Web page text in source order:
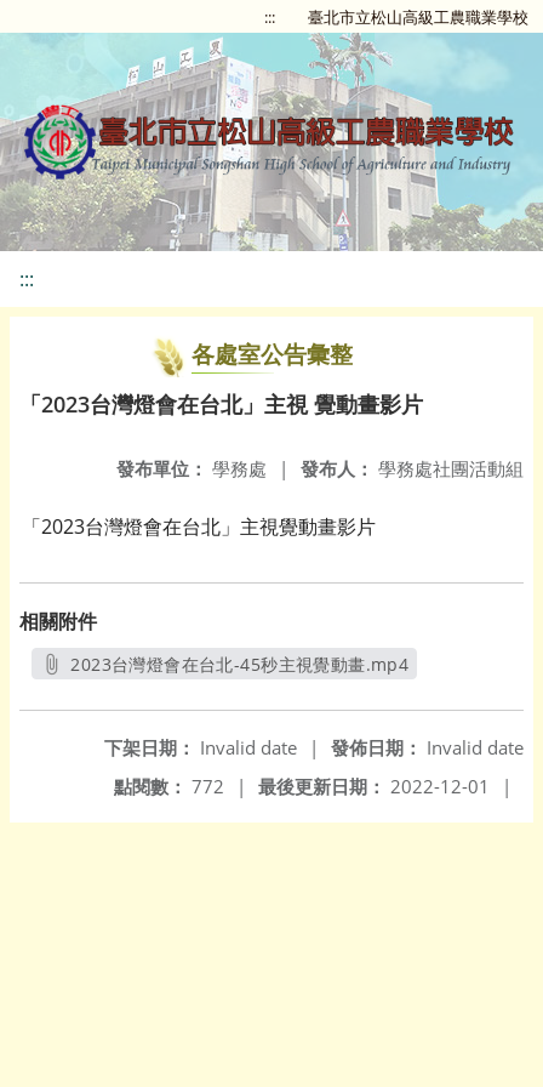
::: 臺北市立松山高級工農職業學校
:::
各處室公告彙整
「2023台灣燈會在台北」主視 覺動畫影片
發布人： 學務處社團活動組
發布單位： 學務處 |
「2023台灣燈會在台北」主視覺動畫影片
相關附件
2023台灣燈會在台北-45秒主視覺動畫.mp4
發佈日期： Invalid date
下架日期： Invalid date
|
最後更新日期： 2022-12-01 |
點閱數： 772 |